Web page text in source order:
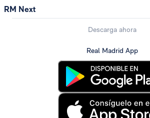
RM Next
Descarga ahora
Real Madrid App